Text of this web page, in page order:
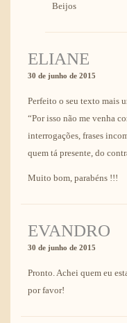
Beijos
ELIANE
30 de junho de 2015
Perfeito o seu texto mais
“Por isso não me venha
interrogações, frases
quem tá presente, do
Muito bom, parabéns !!!
EVANDRO
30 de junho de 2015
Pronto. Achei quem eu
por favor!